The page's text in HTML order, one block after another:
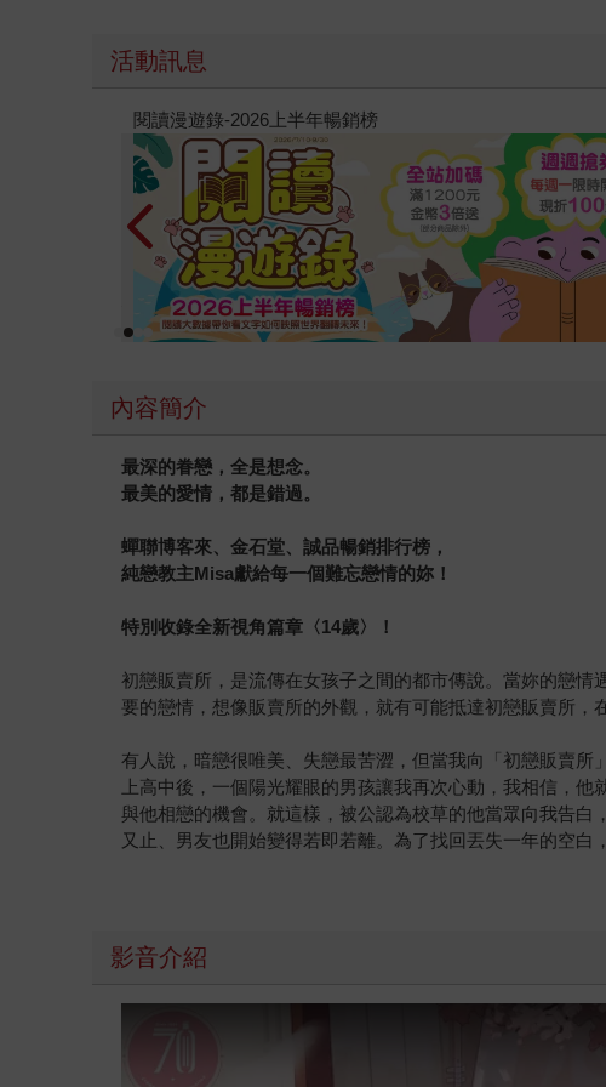
活動訊息
教場電影版
內容簡介
最深的眷戀，全是想念。
最美的愛情，都是錯過。
蟬聯博客來、金石堂、誠品暢銷排行榜，
純戀教主Misa獻給每一個難忘戀情的妳！
特別收錄全新視角篇章〈14歲〉！
初戀販賣所，是流傳在女孩子之間的都市傳說。當妳的戀
要的戀情，想像販賣所的外觀，就有可能抵達初戀販賣所
有人說，暗戀很唯美、失戀最苦澀，但當我向「初戀販賣
上高中後，一個陽光耀眼的男孩讓我再次心動，我相信，
與他相戀的機會。就這樣，被公認為校草的他當眾向我告
又止、男友也開始變得若即若離。為了找回丟失一年的空
影音介紹